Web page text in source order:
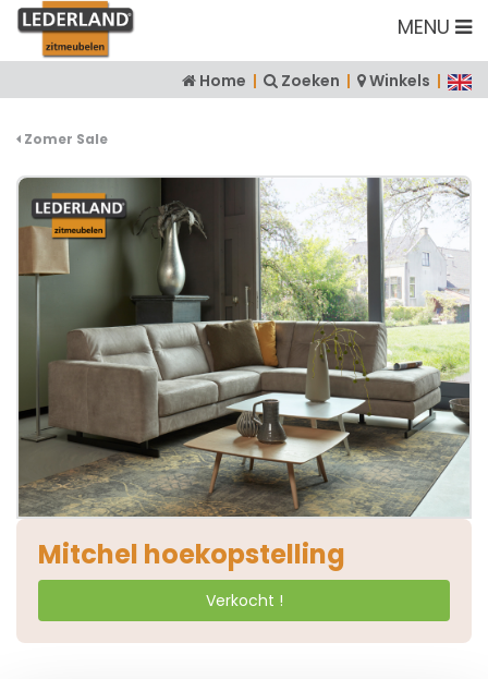
MENU
Home | Zoeken | Winkels |
Zomer Sale
Mitchel hoekopstelling
Verkocht !